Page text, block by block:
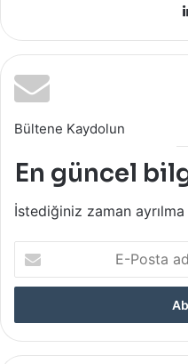
Bültene Kaydolun
En güncel
İstediğiniz zaman
Posta
adresinizi